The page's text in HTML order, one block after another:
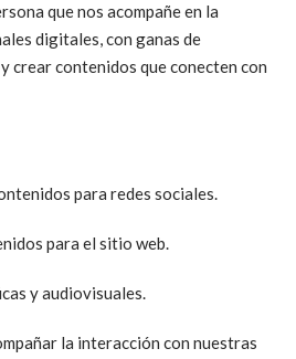
que nos acompañe en la
digitales, con ganas de
crear contenidos que conecten con
para redes sociales.
para el sitio web.
y audiovisuales.
la interacción con nuestras